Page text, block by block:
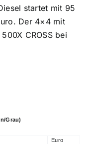
startet mit 95
Der 4×4 mit
CROSS bei
Grau)
Euro